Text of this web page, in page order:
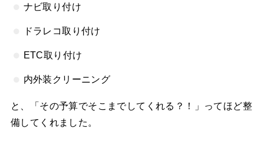
ナビ取り付け
ドラレコ取り付け
ETC取り付け
内外装クリーニング
と、「その予算でそこまでしてくれる？！」ってほど整
備してくれました。